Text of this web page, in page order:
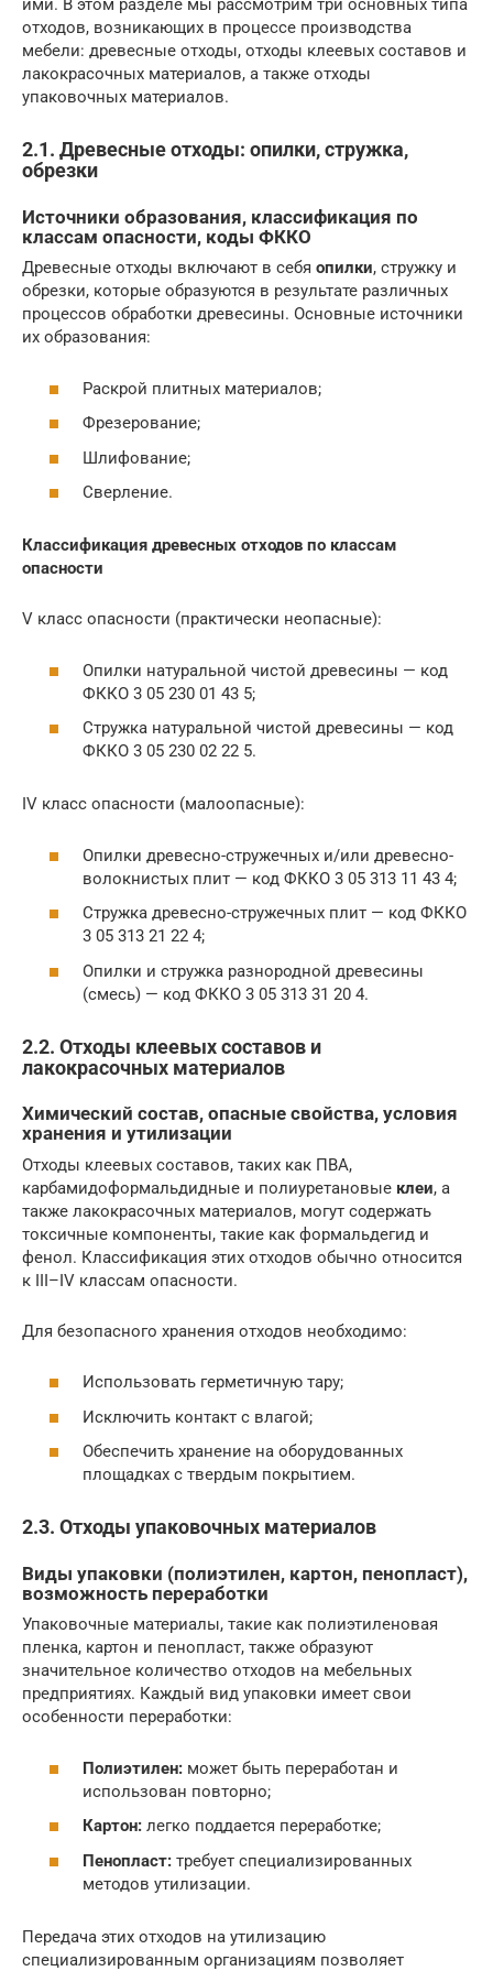
ими. В этом разделе мы рассмотрим три основных типа
отходов, возникающих в процессе производства
мебели: древесные отходы, отходы клеевых составов и
лакокрасочных материалов, а также отходы
упаковочных материалов.
2.1. Древесные отходы: опилки, стружка,
обрезки
Источники образования, классификация по
классам опасности, коды ФККО
Древесные отходы включают в себя опилки, стружку и
обрезки, которые образуются в результате различных
процессов обработки древесины. Основные источники
их образования:
Раскрой плитных материалов;
Фрезерование;
Шлифование;
Сверление.
Классификация древесных отходов по классам
опасности
V класс опасности (практически неопасные):
Опилки натуральной чистой древесины — код
ФККО 3 05 230 01 43 5;
Стружка натуральной чистой древесины — код
ФККО 3 05 230 02 22 5.
IV класс опасности (малоопасные):
Опилки древесно-стружечных и/или древесно-
волокнистых плит — код ФККО 3 05 313 11 43 4;
Стружка древесно-стружечных плит — код ФККО
3 05 313 21 22 4;
Опилки и стружка разнородной древесины
(смесь) — код ФККО 3 05 313 31 20 4.
2.2. Отходы клеевых составов и
лакокрасочных материалов
Химический состав, опасные свойства, условия
хранения и утилизации
Отходы клеевых составов, таких как ПВА,
карбамидоформальдидные и полиуретановые клеи, а
также лакокрасочных материалов, могут содержать
токсичные компоненты, такие как формальдегид и
фенол. Классификация этих отходов обычно относится
к III–IV классам опасности.
Для безопасного хранения отходов необходимо:
Использовать герметичную тару;
Исключить контакт с влагой;
Обеспечить хранение на оборудованных
площадках с твердым покрытием.
2.3. Отходы упаковочных материалов
Виды упаковки (полиэтилен, картон, пенопласт),
возможность переработки
Упаковочные материалы, такие как полиэтиленовая
пленка, картон и пенопласт, также образуют
значительное количество отходов на мебельных
предприятиях. Каждый вид упаковки имеет свои
особенности переработки:
Полиэтилен: может быть переработан и
использован повторно;
Картон: легко поддается переработке;
Пенопласт: требует специализированных
методов утилизации.
Передача этих отходов на утилизацию
специализированным организациям позволяет